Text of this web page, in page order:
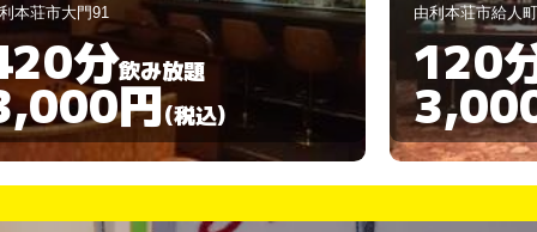
本荘市給人町 69
分飲み放題
円(税込)
由利本荘市裏尾
90分